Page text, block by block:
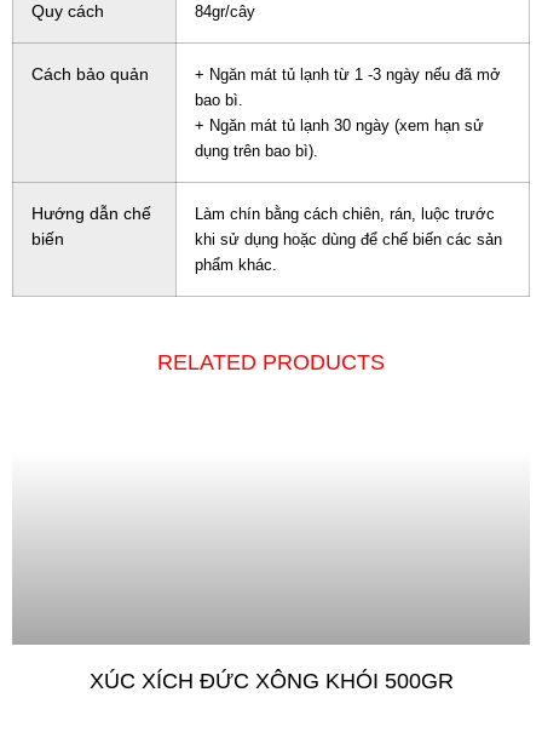
Quy cách 84gr/cây
Cách bảo quản
+ Ngăn mát tủ lạnh từ 1 -3 ngày nếu đã mở
bao bì.
+ Ngăn mát tủ lạnh 30 ngày (xem hạn sử
dụng trên bao bì).
Hướng dẫn chế
biến
Làm chín bằng cách chiên, rán, luộc trước
khi sử dụng hoặc dùng để chế biến các sản
phẩm khác.
RELATED PRODUCTS
XÚC XÍCH ĐỨC XÔNG KHÓI 500GR